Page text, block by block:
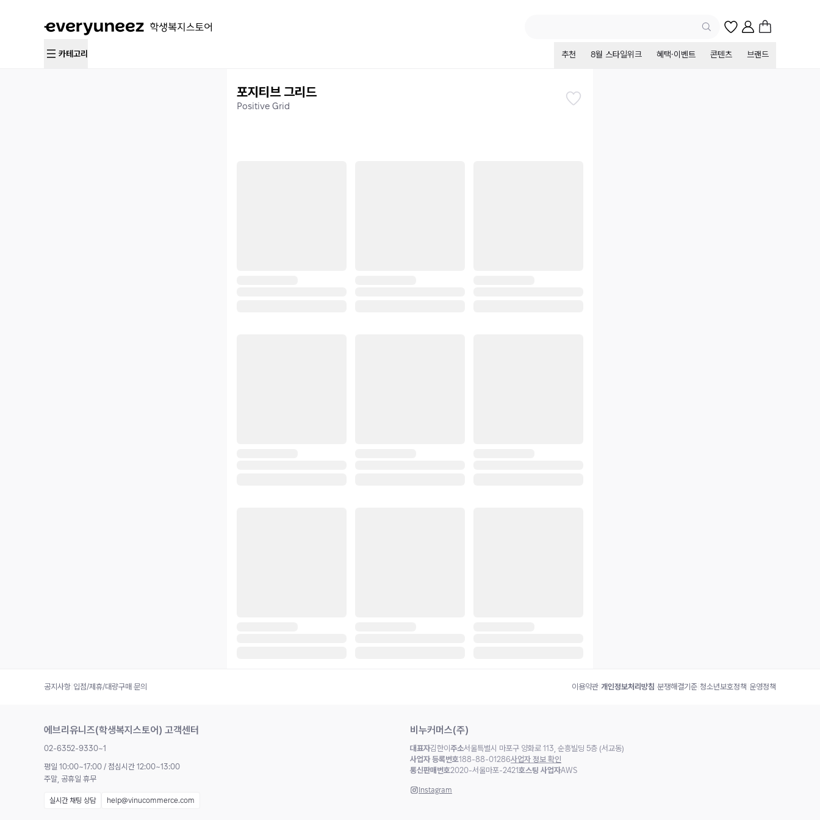
카테고리 추천 8월 스타일위크 혜택·이벤트 콘텐츠 브랜드
포지티브 그리드
Positive Grid
공지사항 입점/제휴/대량구매 문의 이용약관 개인정보처리방침 분쟁해결기준 청소년보호정책 운영정책
에브리유니즈(학생복지스토어) 고객센터
02-6352-9330~1
평일 10:00~17:00 / 점심시간 12:00~13:00
주말, 공휴일 휴무
실시간 채팅 상담 help@vinucommerce.com
비누커머스(주)
대표자김한이 주소서울특별시 마포구 양화로 113, 순흥빌딩 5층 (서교동)
사업자 등록번호188-88-01286사업자 정보 확인
통신판매번호2020-서울마포-2421호스팅 사업자AWS
Instagram